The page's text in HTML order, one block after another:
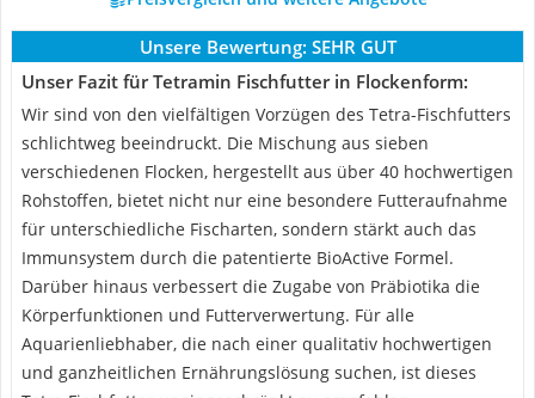
Unsere Bewertung: SEHR GUT
Unser Fazit für Tetramin Fischfutter in Flockenform:
Wir sind von den vielfältigen Vorzügen des Tetra-Fischfutters
schlichtweg beeindruckt. Die Mischung aus sieben
verschiedenen Flocken, hergestellt aus über 40 hochwertigen
Rohstoffen, bietet nicht nur eine besondere Futteraufnahme
für unterschiedliche Fischarten, sondern stärkt auch das
Immunsystem durch die patentierte BioActive Formel.
Darüber hinaus verbessert die Zugabe von Präbiotika die
Körperfunktionen und Futterverwertung. Für alle
Aquarienliebhaber, die nach einer qualitativ hochwertigen
und ganzheitlichen Ernährungslösung suchen, ist dieses